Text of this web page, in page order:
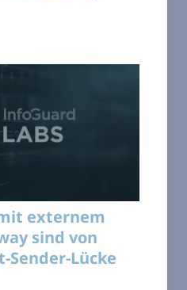
externem
sind von
Sender-Lücke